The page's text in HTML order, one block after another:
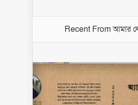
Recent Fromআমার